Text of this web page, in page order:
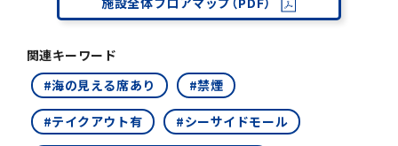
関連キーワード
#海の見える席あり
#禁煙
#テイクアウト有 #シーサイドモール